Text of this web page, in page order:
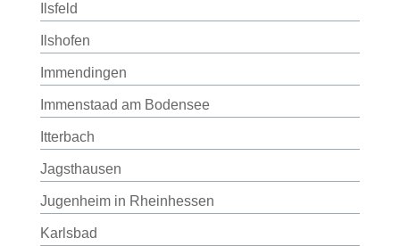
Ilsfeld
Ilshofen
Immendingen
Immenstaad am Bodensee
Itterbach
Jagsthausen
Jugenheim in Rheinhessen
Karlsbad